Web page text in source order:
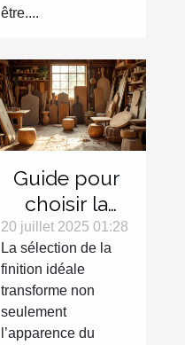
être....
Guide pour
choisir la
finition
parfaite pour
votre mobilier
en bois
20 juillet 2025 01:28
La sélection de la
finition idéale
transforme non
seulement
l’apparence du